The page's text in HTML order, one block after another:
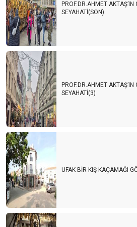
PROF.DR.AHMET
SEYAHATİ(SON)
PROF.DR.AHMET
SEYAHATİ(3)
UFAK BİR KIŞ KAÇAMAĞI